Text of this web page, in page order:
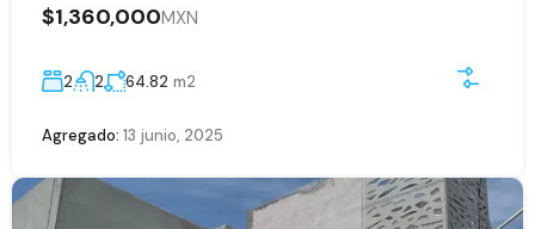
$1,360,000MXN
2 2 64.82 m2
Agregado: 13 junio, 2025